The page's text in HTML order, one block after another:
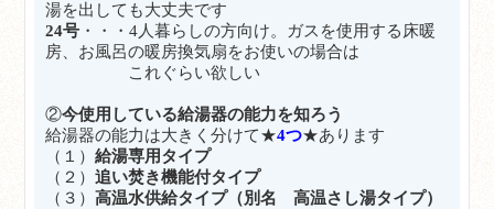
湯を出しても大丈夫です
24号 ・・・4人暮らしの方向け。ガスを使用する床暖
房、お風呂の暖房換気扇をお使いの場合は
これぐらい欲しい
②今使用している給湯器の能力を知ろう
給湯器の能力は大きく分けて★4つ★あります
（１）給湯専用タイプ
（２）追い焚き機能付タイプ
（３）高温水供給タイプ（別名 高温さし湯タイプ）